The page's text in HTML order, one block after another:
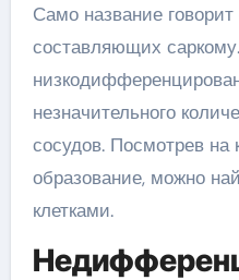
Само название
составляющих
незначительного
сосудов. Посмотрев на
образование, можно
клетками.